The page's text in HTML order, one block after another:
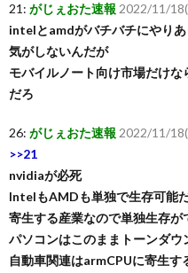
21: がじぇおた速報 2022/11/
intelとamdがバチバチにやり
気がしないんだが
モバイルノート向け市場だけ
だろ
26: がじぇおた速報 2022/11/
>>21
nvidiaが必死
IntelもAMDも単独で生存可能
寄生する産業なので単独生存が
パソコンはこのままトーンダウ
自動車関連はarmCPUに寄生